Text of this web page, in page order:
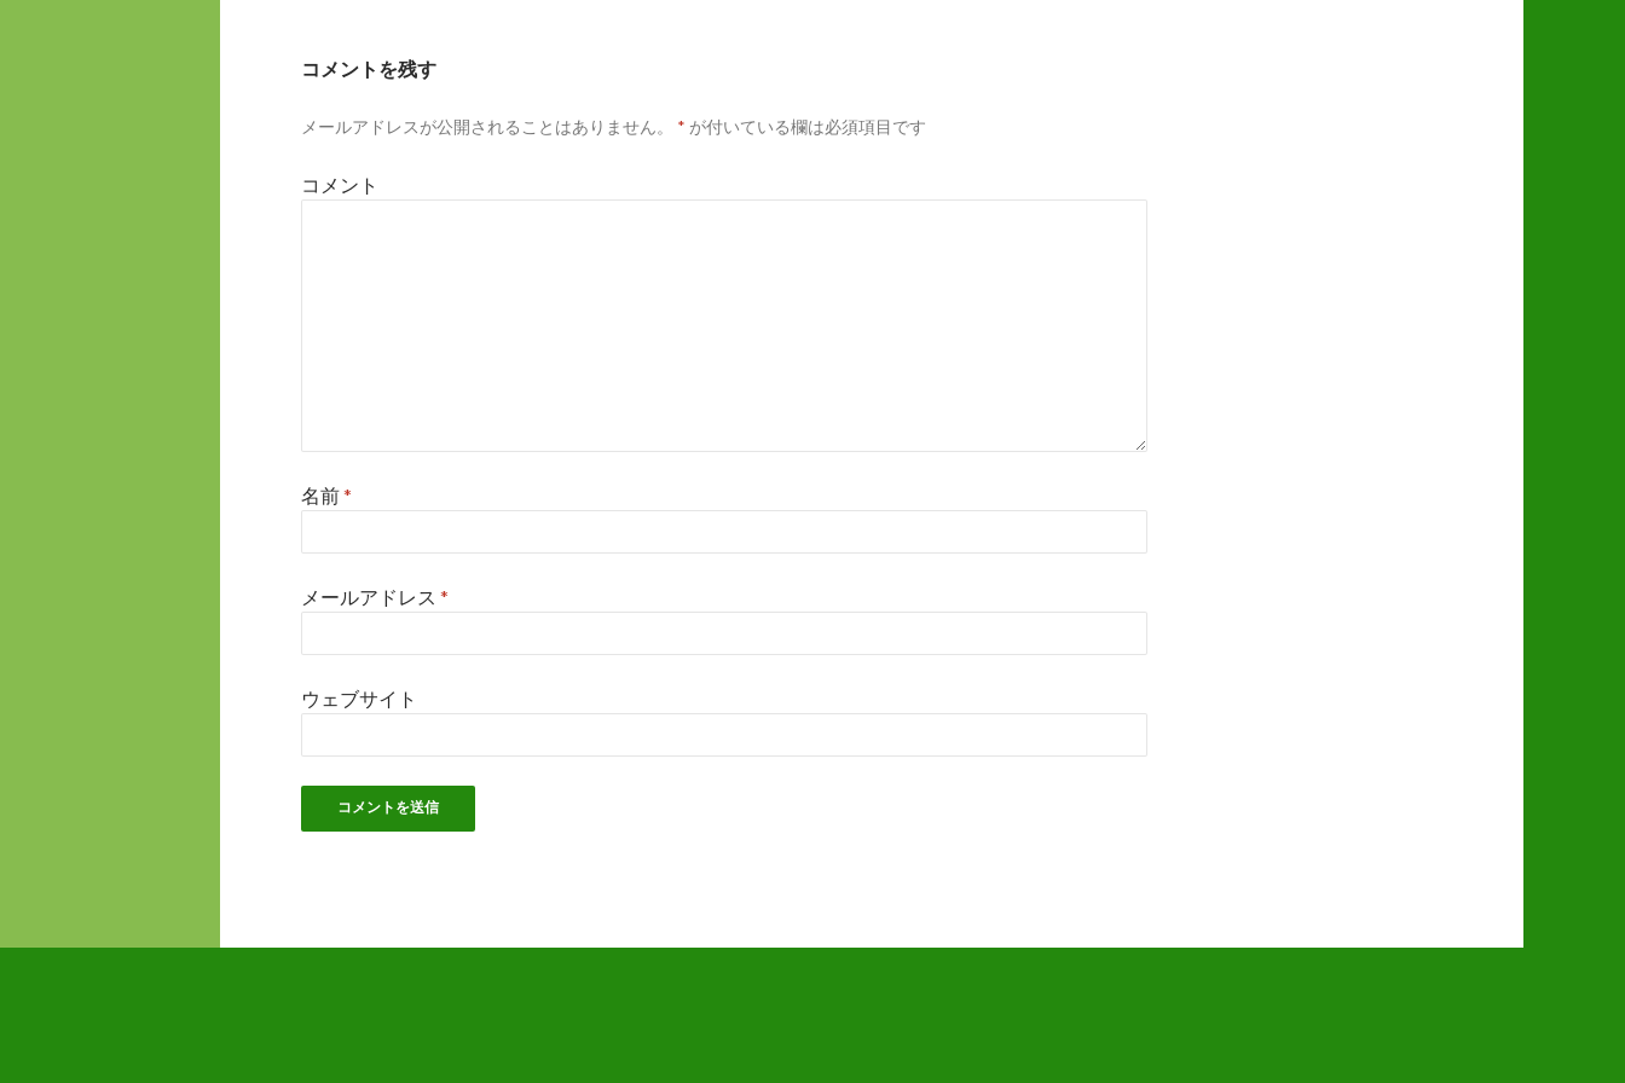
ゲ
シ
ョ
コメントを残す
メールアドレスが公開されることはありません。 * が付いている欄は必須項目です
コメント
名前*
メールアドレス*
ウェブサイト